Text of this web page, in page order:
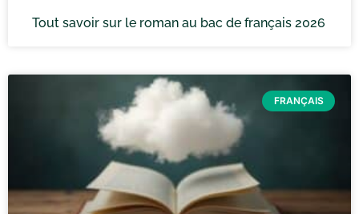
Tout savoir sur le roman au bac de français 2026
FRANÇAIS